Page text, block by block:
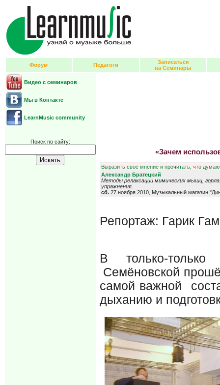
Форум Педагоги
Записаться
на Семинары
Видео с семинаров
Мы в Контакте
LearnMusic community
Поиск по сайту:
«Зачем
Выразить свое мнение и прочитать, что
Александр Братецкий
Методы релаксации мимических мышц,
упражнения.
сб.27 ноября 2010, Музыкальный магазин
Репортаж: Гарик
В только-
Семёновской
самой важной
дыханию и